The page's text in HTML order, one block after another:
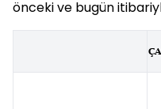
önceki ve bugün